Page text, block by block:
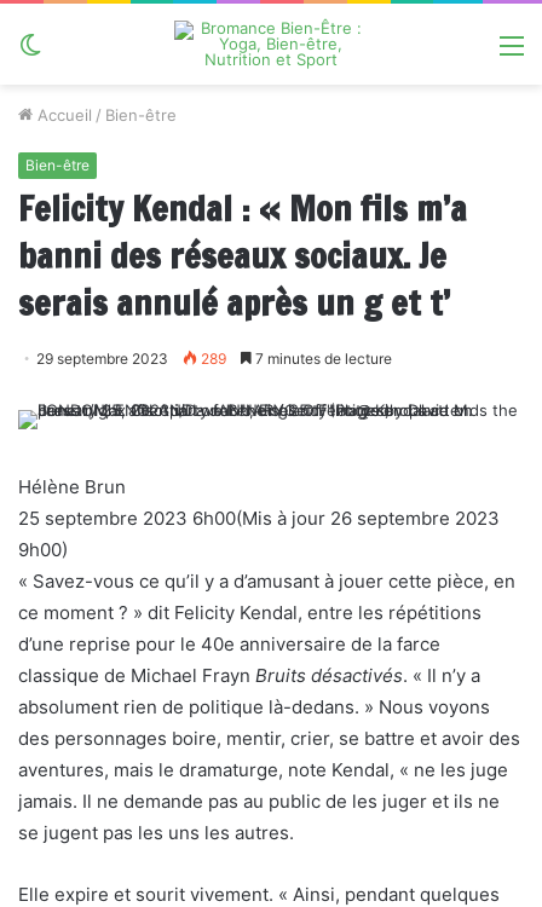
Accueil / Bien-être
Bien-être
Felicity Kendal : « Mon fils m’a
banni des réseaux sociaux. Je
serais annulé après un g et t’
29 septembre 2023 289 7 minutes de lecture
Hélène Brun
25 septembre 2023 6h00(Mis à jour 26 septembre 2023
9h00)
« Savez-vous ce qu’il y a d’amusant à jouer cette pièce, en
ce moment ? » dit Felicity Kendal, entre les répétitions
d’une reprise pour le 40e anniversaire de la farce
classique de Michael Frayn Bruits désactivés. « Il n’y a
absolument rien de politique là-dedans. » Nous voyons
des personnages boire, mentir, crier, se battre et avoir des
aventures, mais le dramaturge, note Kendal, « ne les juge
jamais. Il ne demande pas au public de les juger et ils ne
se jugent pas les uns les autres.
Elle expire et sourit vivement. « Ainsi, pendant quelques